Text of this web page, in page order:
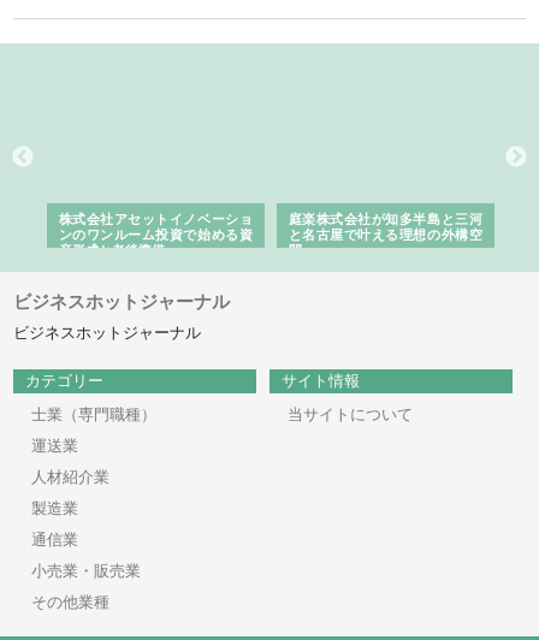
株式会社アセットイノベーショ
ンのワンルーム投資で始める資
産形成と老後準備
庭楽株式会社が知多半島と三河
と名古屋で叶える理想の外構空
間
ビジネスホットジャーナル
ビジネスホットジャーナル
カテゴリー
士業（専門職種）
運送業
人材紹介業
製造業
通信業
小売業・販売業
その他業種
サイト情報
当サイトについて